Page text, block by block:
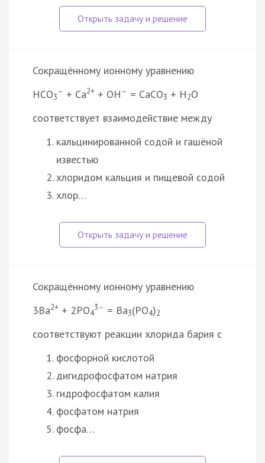
Сокращённому ионному уравнению
HCO3
– + Ca2+ + OH – = CaCO3 + H2O
соответствует взаимодействие между
кальцинированной содой и гашёной
известью
хлоридом кальция и пищевой содой
хлор…
Сокращённому ионному уравнению
3Ba2+ + 2PO4
3– = Ba3(PO4)2
соответствуют реакции хлорида бария с
фосфорной кислотой
дигидрофосфатом натрия
гидрофосфатом калия
фосфатом натрия
фосфа…